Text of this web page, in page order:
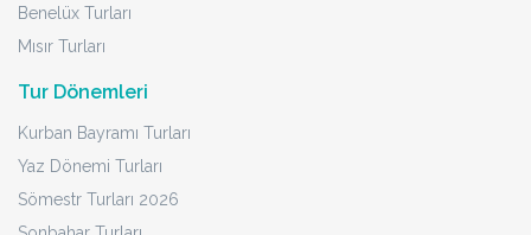
Benelüx Turları
Mısır Turları
Tur Dönemleri
Kurban Bayramı Turları
Yaz Dönemi Turları
Sömestr Turları 2026